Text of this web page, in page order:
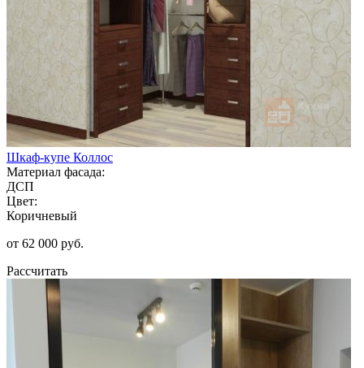
Шкаф-купе Коллос
Материал фасада:
ДСП
Цвет:
Коричневый
от 62 000 руб.
Рассчитать